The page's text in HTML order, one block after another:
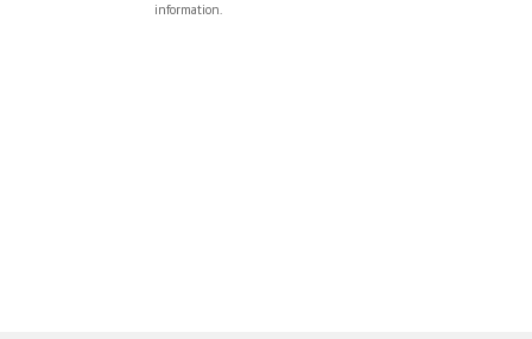
information.